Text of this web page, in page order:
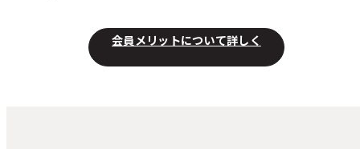
会員メリットについて詳しく